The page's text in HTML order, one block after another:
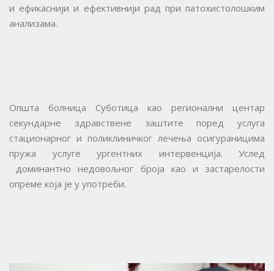
и ефикаснији и ефективнији рад при патохистолошким
анализама.
Општа болница Суботица као регионални центар
секундарне здравствене заштите поред услуга
стационарног и поликлиничког лечења осигураницима
пружа услуге ургентних интервенција. Услед
доминантно недовољног броја као и застарелости
опреме која је у употреби.